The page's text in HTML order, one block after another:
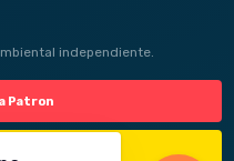
independiente.
Patron